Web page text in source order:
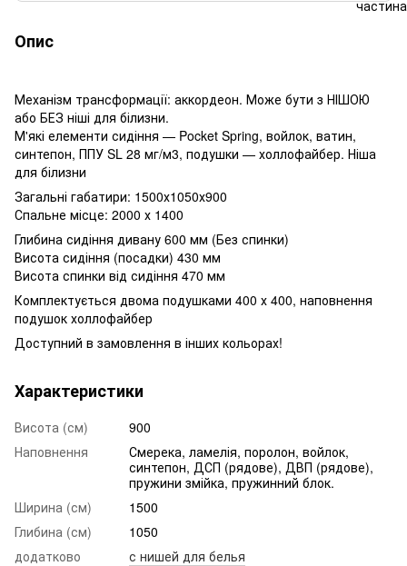
Опис
Механізм трансформації: аккордеон. Може бути з НІШОЮ
або БЕЗ ніші для білизни.
М'які елементи сидіння — Pocket Spring, войлок, ватин,
синтепон, ППУ SL 28 мг/м3, подушки — холлофайбер. Ніша
для білизни
Загальні габатири: 1500х1050х900
Спальне місце: 2000 х 1400
Глибина сидіння дивану 600 мм (Без спинки)
Висота сидіння (посадки) 430 мм
Висота спинки від сидіння 470 мм
Комплектується двома подушками 400 х 400, наповнення
подушок холлофайбер
Доступний в замовлення в інших кольорах!
Характеристики
Висота (см)
900
Наповнення
Смерека, ламелія, поролон, войлок,
синтепон, ДСП (рядове), ДВП (рядове),
пружини змійка, пружинний блок.
Ширина (см)
1500
Глибина (см)
1050
додатково
с нишей для белья